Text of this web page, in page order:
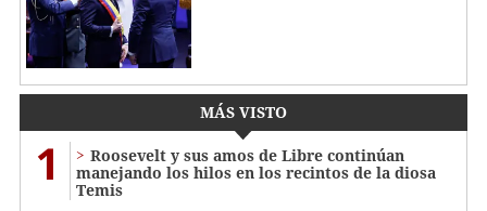
MÁS VISTO
1
Roosevelt y sus amos de Libre continúan
manejando los hilos en los recintos de la diosa
Temis